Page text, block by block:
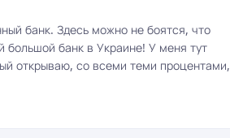
банк. Здесь можно не боятся, что
большой банк в Украине! У меня тут
открываю, со всеми теми процентами,